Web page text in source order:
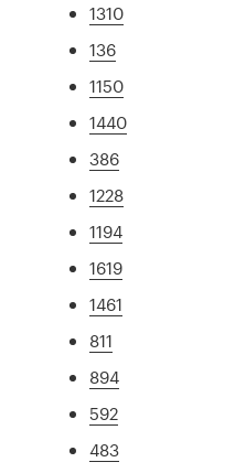
1310
136
1150
1440
386
1228
1194
1619
1461
811
894
592
483